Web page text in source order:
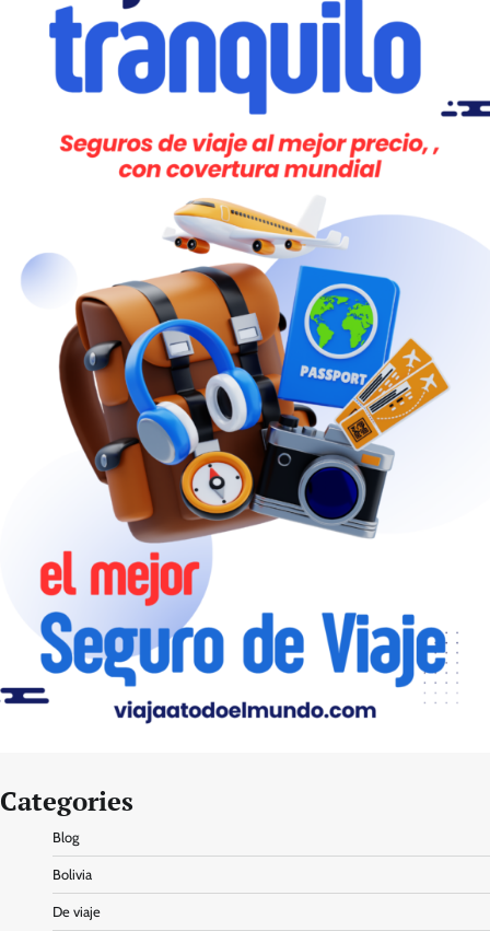
Categories
Blog
Bolivia
De viaje